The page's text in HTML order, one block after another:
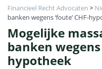
Financieel Recht Advocaten >
banken wegens ‘foute’ CHF-
Mogelijke
banken wegens
hypotheek